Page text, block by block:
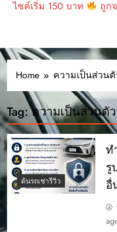
ไซค์เริ่ม 150 บาท
ถูก
Home ความเป็นส่วน
Tag:ความเป็นส่วนตั
ต้นรถเช่ารีวิว
ท
รู
อื่